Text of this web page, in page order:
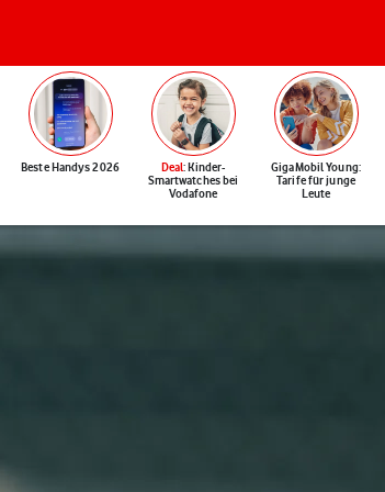
Beste Handys 2026 Deal: Kinder-
Smartwatches bei
Vodafone
GigaMobil Young:
Tarife für junge
Leute